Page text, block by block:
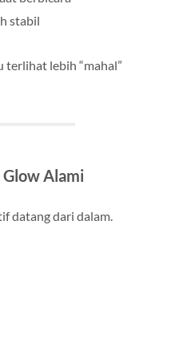
stabil
terlihat lebih “mahal”
Glow Alami
datang dari dalam.